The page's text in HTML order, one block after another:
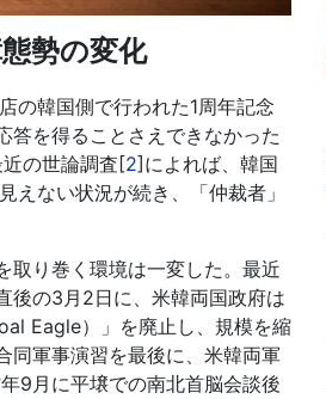
勢の変化
の韓国側で行われた1周年記念
答を得ることさえできなかった
の世論調査[2]によれば、韓国
ない状況が続き、「仲裁者」
り巻く環境は一変した。最近
後の3月2日に、米韓両国政府は
Eagle）」を廃止し、規模を縮
同軍事演習を最後に、米韓両軍
9月に平壌での南北首脳会談後